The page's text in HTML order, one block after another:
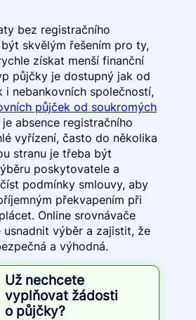
bez registračního
skvělým řešením pro ty,
získat menší finanční
půjčky je dostupný jak od
i nebankovních společností,
půjček od soukromých
absence registračního
vyřízení, často do několika
stranu je třeba být
poskytovatele a
podmínky smlouvy, aby
překvapením při
Online srovnávače
usnadnit výběr a zajistit, že
a výhodná.
Už nechcete
vyplňovat žádosti
o půjčky?